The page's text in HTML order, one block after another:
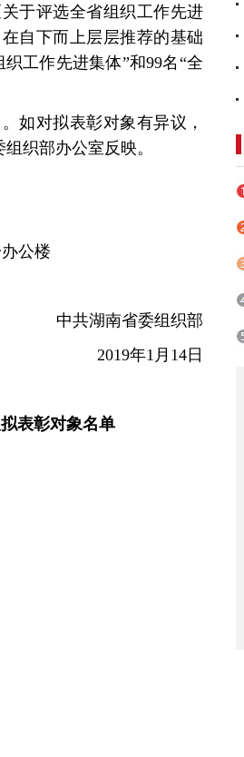
于评选全省组织工作先进
自下而上层层推荐的基础
工作先进集体”和99名“全
如对拟表彰对象有异议，
织部办公室反映。
公楼
中共湖南省委组织部
2019年1月14日
拟表彰对象名单